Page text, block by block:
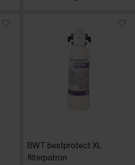
BWT bestprotect XL
filterpatron